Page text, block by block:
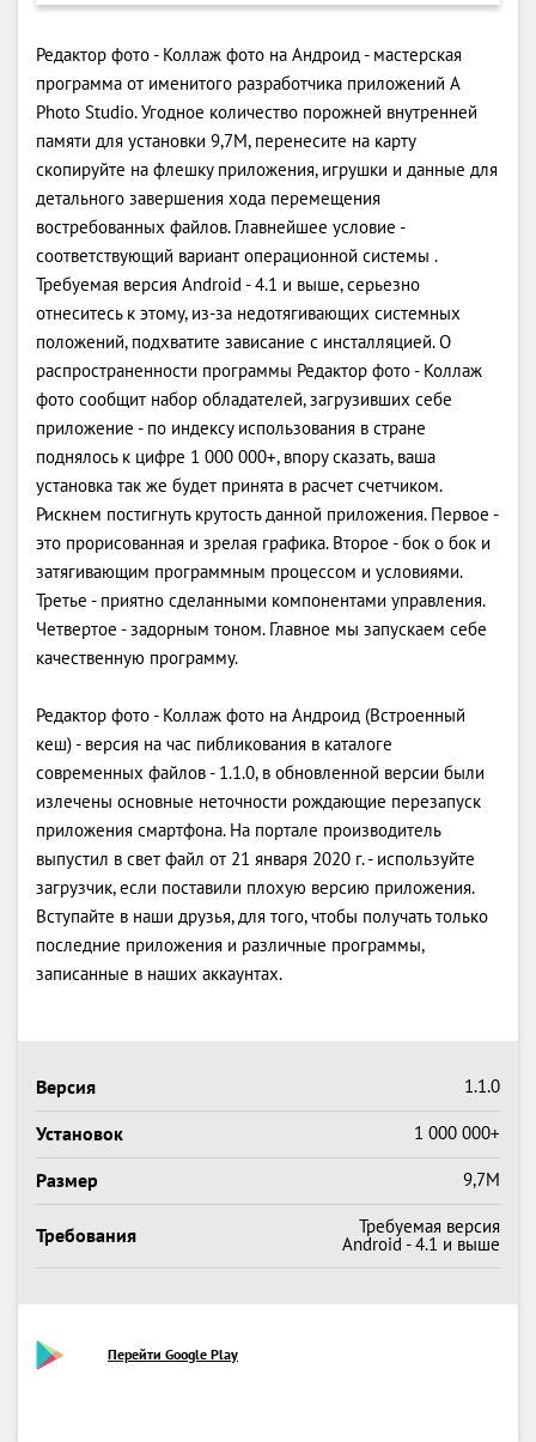
Редактор фото - Коллаж фото на Андроид - мастерская
программа от именитого разработчика приложений A
Photo Studio. Угодное количество порожней внутренней
памяти для установки 9,7M, перенесите на карту
скопируйте на флешку приложения, игрушки и данные для
детального завершения хода перемещения
востребованных файлов. Главнейшее условие -
соответствующий вариант операционной системы .
Требуемая версия Android - 4.1 и выше, серьезно
отнеситесь к этому, из-за недотягивающих системных
положений, подхватите зависание с инсталляцией. О
распространенности программы Редактор фото - Коллаж
фото сообщит набор обладателей, загрузивших себе
приложение - по индексу использования в стране
поднялось к цифре 1 000 000+, впору сказать, ваша
установка так же будет принята в расчет счетчиком.
Рискнем постигнуть крутость данной приложения. Первое -
это прорисованная и зрелая графика. Второе - бок о бок и
затягивающим программным процессом и условиями.
Третье - приятно сделанными компонентами управления.
Четвертое - задорным тоном. Главное мы запускаем себе
качественную программу.
Редактор фото - Коллаж фото на Андроид (Встроенный
кеш) - версия на час пибликования в каталоге
современных файлов - 1.1.0, в обновленной версии были
излечены основные неточности рождающие перезапуск
приложения смартфона. На портале производитель
выпустил в свет файл от 21 января 2020 г. - используйте
загрузчик, если поставили плохую версию приложения.
Вступайте в наши друзья, для того, чтобы получать только
последние приложения и различные программы,
записанные в наших аккаунтах.
Версия 1.1.0
Установок 1 000 000+
Размер 9,7M
Требования Требуемая версия
Android - 4.1 и выше
Перейти Google Play